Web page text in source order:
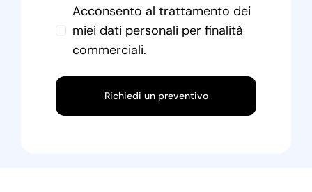
Acconsento al trattamento dei
miei dati personali per finalità
commerciali.
Richiedi un preventivo